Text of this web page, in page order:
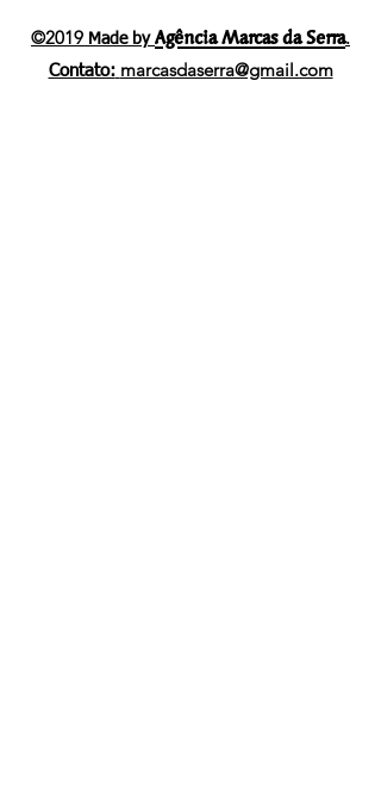
©2019 Made by Agência Marcas da Serra.
Contato: marcasdaserra@gmail.com